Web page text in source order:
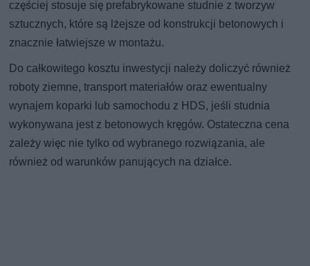
częściej stosuje się prefabrykowane studnie z tworzyw
sztucznych, które są lżejsze od konstrukcji betonowych i
znacznie łatwiejsze w montażu.
Do całkowitego kosztu inwestycji należy doliczyć również
roboty ziemne, transport materiałów oraz ewentualny
wynajem koparki lub samochodu z HDS, jeśli studnia
wykonywana jest z betonowych kręgów. Ostateczna cena
zależy więc nie tylko od wybranego rozwiązania, ale
również od warunków panujących na działce.